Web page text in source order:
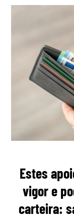
Estes
vigor e
carteira: